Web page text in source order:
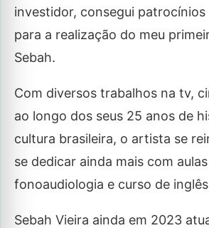
investidor, consegui patrocínios
para a realização do meu
Sebah.
Com diversos trabalhos na tv,
ao longo dos seus 25 anos de
cultura brasileira, o artista se
se dedicar ainda mais com
fonoaudiologia e curso de
Sebah Vieira ainda em 2023